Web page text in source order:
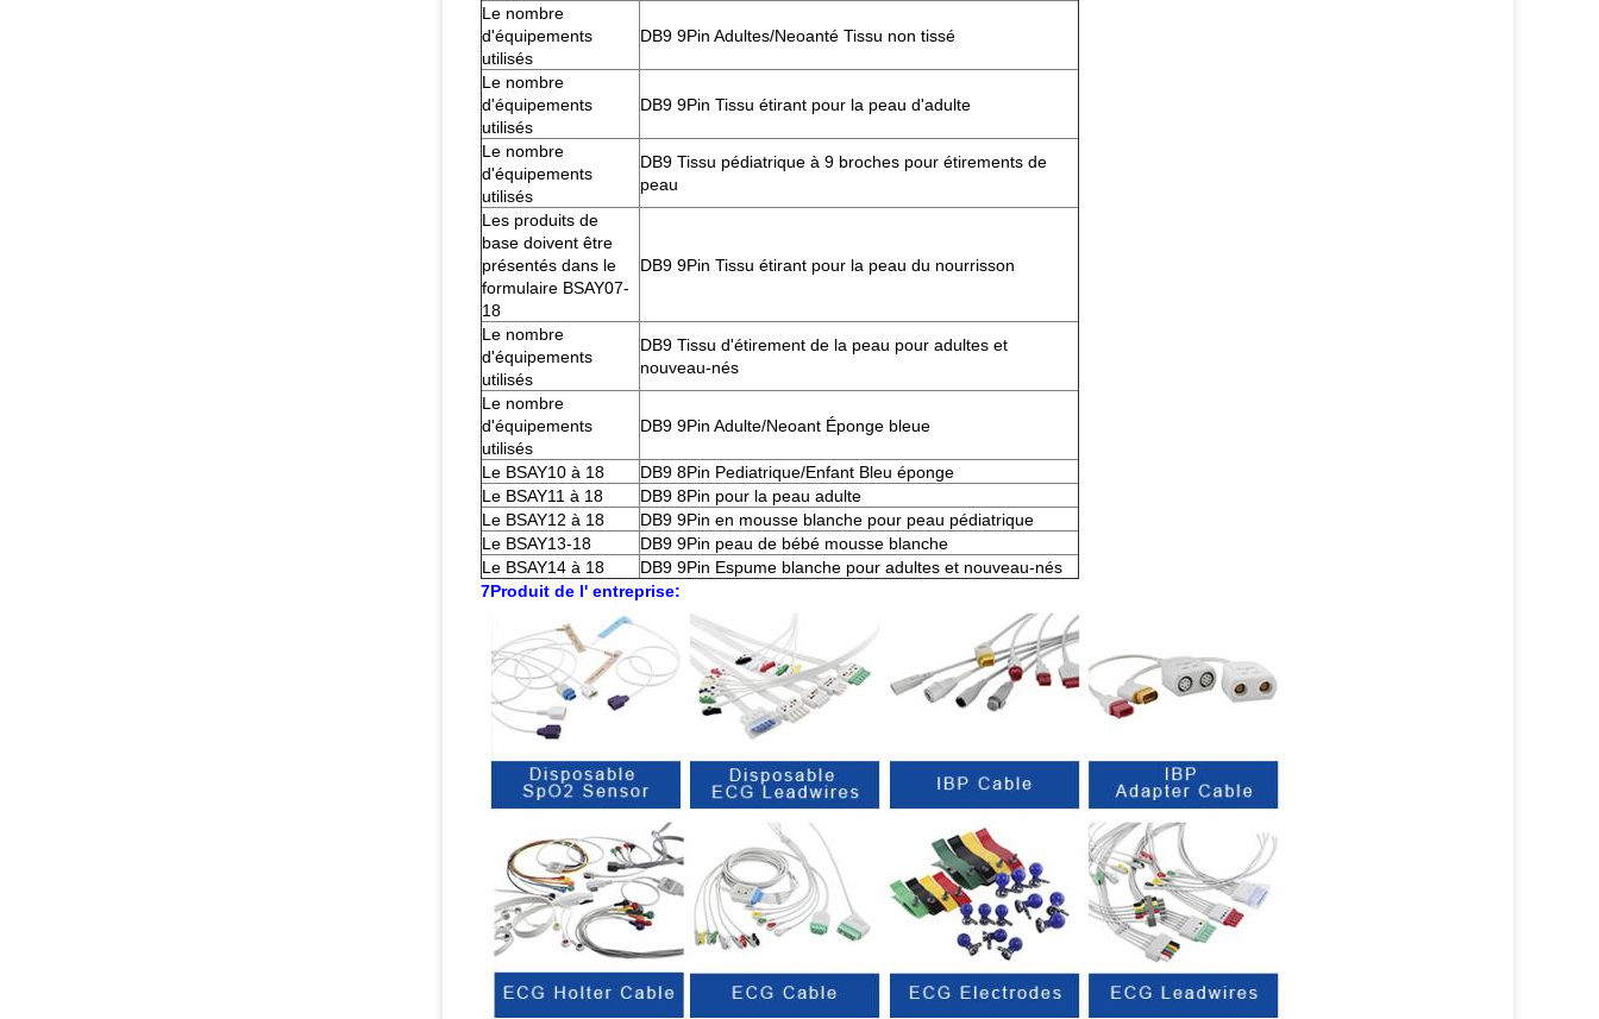
Le nombre
d'équipements
utilisés
DB9 9Pin Adultes/Neoanté Tissu non tissé
Le nombre
d'équipements
utilisés
DB9 9Pin Tissu étirant pour la peau d'adulte
Le nombre
d'équipements
utilisés
DB9 Tissu pédiatrique à 9 broches pour étirements de
peau
Les produits de
base doivent être
présentés dans le
formulaire BSAY07-
18
DB9 9Pin Tissu étirant pour la peau du nourrisson
Le nombre
d'équipements
utilisés
DB9 Tissu d'étirement de la peau pour adultes et
nouveau-nés
Le nombre
d'équipements
utilisés
DB9 9Pin Adulte/Neoant Éponge bleue
Le BSAY10 à 18
DB9 8Pin Pediatrique/Enfant Bleu éponge
Le BSAY11 à 18
DB9 8Pin pour la peau adulte
Le BSAY12 à 18
DB9 9Pin en mousse blanche pour peau pédiatrique
Le BSAY13-18
DB9 9Pin peau de bébé mousse blanche
Le BSAY14 à 18
DB9 9Pin Espume blanche pour adultes et nouveau-nés
7Produit de l' entreprise: